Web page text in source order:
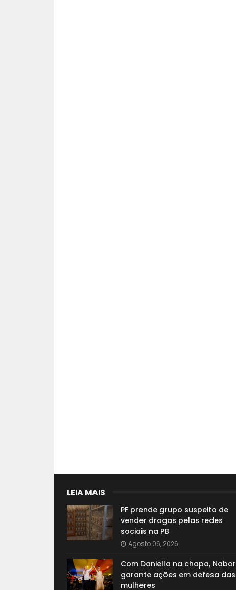
LEIA MAIS
PF prende grupo suspeito de
vender drogas pelas redes
sociais na PB
Agosto 06, 2026
Com Daniella na chapa, Nabor
garante ações em defesa das
mulheres